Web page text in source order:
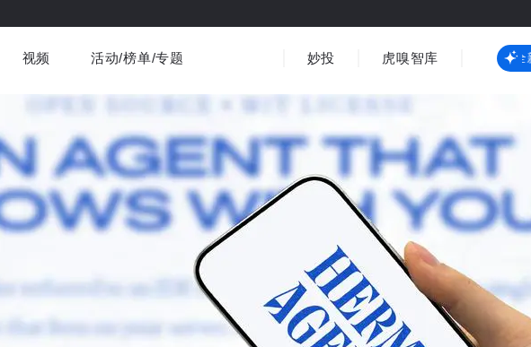
商业消费 社会文化 金融财经 出海
视频 活动/榜单/专题 妙投 虎嗅智库 虎嗅嗅全新升级